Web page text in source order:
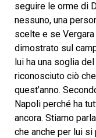
seguire le orme di
nessuno, una
scelte e se
dimostrato sul
lui ha una soglia
riconosciuto ciò
quest’anno.
Napoli perché ha
ancora. Stiamo
che anche per lui si